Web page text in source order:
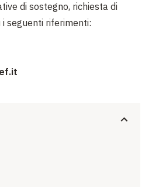
di sostegno, richiesta di
seguenti riferimenti: